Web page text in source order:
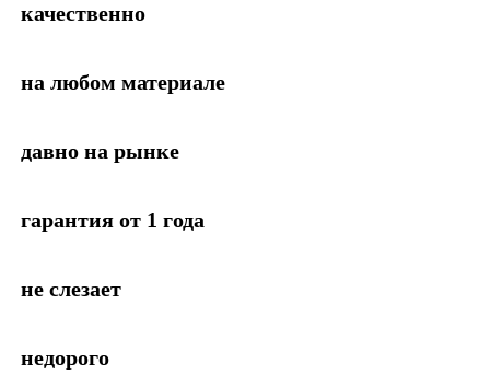
качественно
на любом материале
давно на рынке
гарантия от 1 года
не слезает
недорого